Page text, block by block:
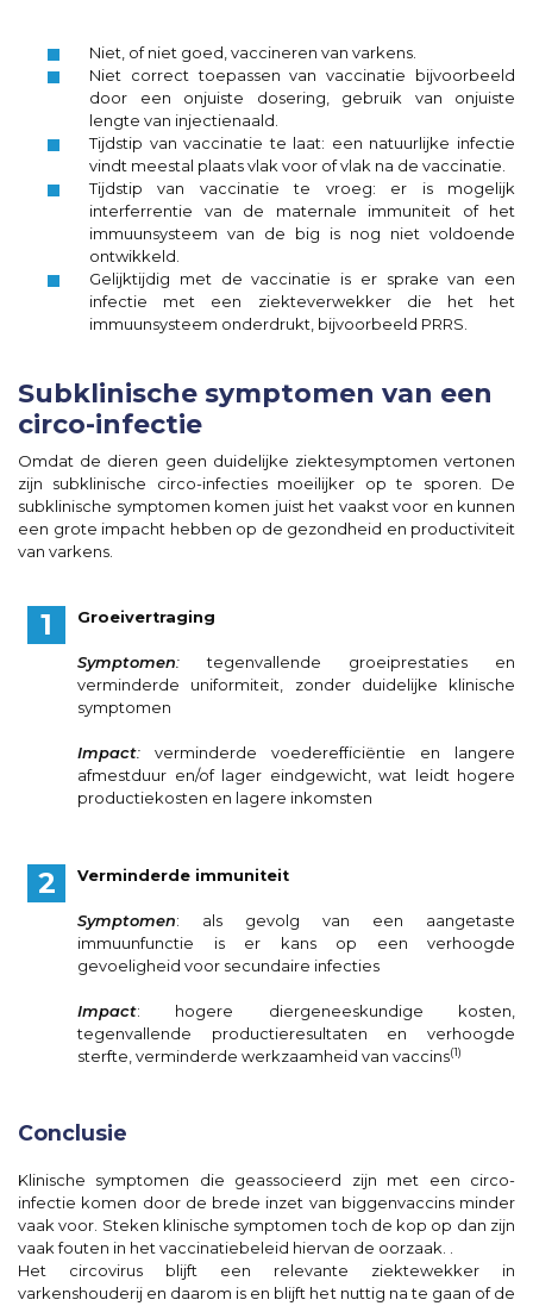
Niet, of niet goed, vaccineren van varkens.
Niet correct toepassen van vaccinatie bijvoorbeeld
door een onjuiste dosering, gebruik van onjuiste
lengte van injectienaald.
Tijdstip van vaccinatie te laat: een natuurlijke infectie
vindt meestal plaats vlak voor of vlak na de vaccinatie.
Tijdstip van vaccinatie te vroeg: er is mogelijk
interferrentie van de maternale immuniteit of het
immuunsysteem van de big is nog niet voldoende
ontwikkeld.
Gelijktijdig met de vaccinatie is er sprake van een
infectie met een ziekteverwekker die het het
immuunsysteem onderdrukt, bijvoorbeeld PRRS.
Subklinische symptomen van een
circo-infectie
Omdat de dieren geen duidelijke ziektesymptomen vertonen
zijn subklinische circo-infecties moeilijker op te sporen. De
subklinische symptomen komen juist het vaakst voor en kunnen
een grote impacht hebben op de gezondheid en productiviteit
van varkens.
Groeivertraging
Symptomen: tegenvallende groeiprestaties en
verminderde uniformiteit, zonder duidelijke klinische
symptomen
Impact: verminderde voederefficiëntie en langere
afmestduur en/of lager eindgewicht, wat leidt hogere
productiekosten en lagere inkomsten
Verminderde immuniteit
Symptomen: als gevolg van een aangetaste
immuunfunctie is er kans op een verhoogde
gevoeligheid voor secundaire infecties
Impact: hogere diergeneeskundige kosten,
tegenvallende productieresultaten en verhoogde
sterfte, verminderde werkzaamheid van vaccins(1)
Conclusie
Klinische symptomen die geassocieerd zijn met een circo-
infectie komen door de brede inzet van biggenvaccins minder
vaak voor. Steken klinische symptomen toch de kop op dan zijn
vaak fouten in het vaccinatiebeleid hiervan de oorzaak. .
Het circovirus blijft een relevante ziektewekker in
varkenshouderij en daarom is en blijft het nuttig na te gaan of de